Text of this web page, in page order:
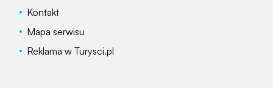
Kontakt
Mapa serwisu
Reklama w Turysci.pl